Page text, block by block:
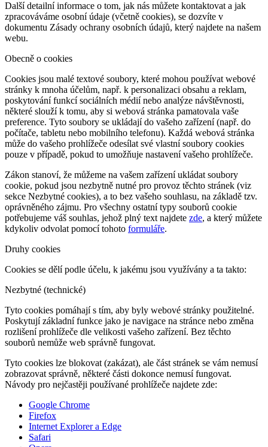
Další detailní informace o tom, jak nás můžete kontaktovat a jak
zpracováváme osobní údaje (včetně cookies), se dozvíte v
dokumentu Zásady ochrany osobních údajů, který najdete na našem
webu.
Obecně o cookies
Cookies jsou malé textové soubory, které mohou používat webové
stránky k mnoha účelům, např. k personalizaci obsahu a reklam,
poskytování funkcí sociálních médií nebo analýze návštěvnosti,
některé slouží k tomu, aby si webová stránka pamatovala vaše
preference. Tyto soubory se ukládají do vašeho zařízení (např. do
počítače, tabletu nebo mobilního telefonu). Každá webová stránka
může do vašeho prohlížeče odesílat své vlastní soubory cookies
pouze v případě, pokud to umožňuje nastavení vašeho prohlížeče.
Zákon stanoví, že můžeme na vašem zařízení ukládat soubory
cookie, pokud jsou nezbytně nutné pro provoz těchto stránek (viz
sekce Nezbytné cookies), a to bez vašeho souhlasu, na základě tzv.
oprávněného zájmu. Pro všechny ostatní typy souborů cookie
potřebujeme váš souhlas, jehož plný text najdete zde, a který můžete
kdykoliv odvolat pomocí tohoto formuláře.
Druhy cookies
Cookies se dělí podle účelu, k jakému jsou využívány a ta takto:
Nezbytné (technické)
Tyto cookies pomáhají s tím, aby byly webové stránky použitelné.
Poskytují základní funkce jako je navigace na stránce nebo změna
rozlišení prohlížeče dle velikosti vašeho zařízení. Bez těchto
souborů nemůže web správně fungovat.
Tyto cookies lze blokovat (zakázat), ale část stránek se vám nemusí
zobrazovat správně, některé části dokonce nemusí fungovat.
Návody pro nejčastěji používané prohlížeče najdete zde:
Google Chrome
Firefox
Internet Explorer a Edge
Safari